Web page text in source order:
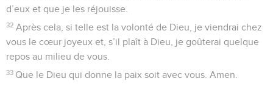
d’eux et que je les réjouisse.
32 Après cela, si telle est la volonté de Dieu, je viendrai chez
vous le cœur joyeux et, s’il plaît à Dieu, je goûterai quelque
repos au milieu de vous.
33 Que le Dieu qui donne la paix soit avec vous. Amen.